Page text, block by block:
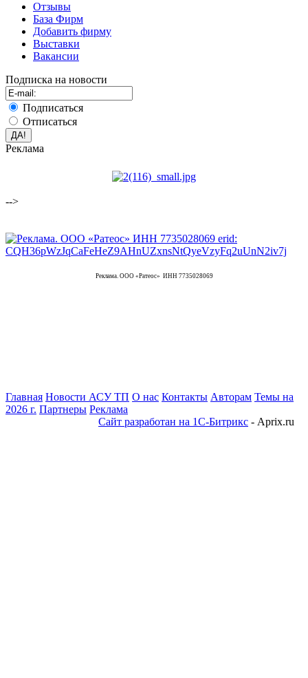
Отзывы
База Фирм
Добавить фирму
Выставки
Вакансии
Подписка на новости
Подписаться
Отписаться
Реклама
-->
Реклама. ООО «Ратеос» ИНН 7735028069
Главная Новости АСУ ТП О нас Контакты Авторам Темы на
2026 г. Партнеры Реклама
Сайт разработан на 1С-Битрикс - Aprix.ru